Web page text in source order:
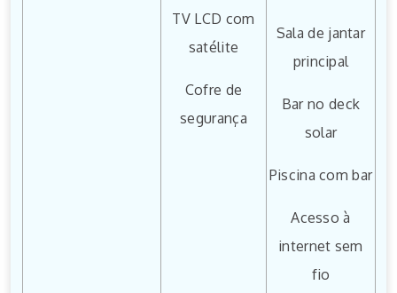
TV LCD com
satélite
Cofre de
segurança
Sala de jantar
principal
Bar no deck
solar
Piscina com bar
Acesso à
internet sem
fio